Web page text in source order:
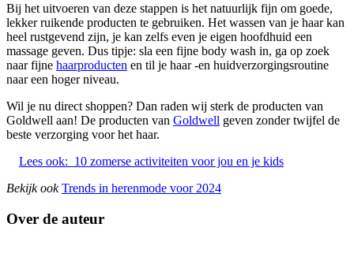
Bij het uitvoeren van deze stappen is het natuurlijk fijn om goede,
lekker ruikende producten te gebruiken. Het wassen van je haar kan
heel rustgevend zijn, je kan zelfs even je eigen hoofdhuid een
massage geven. Dus tipje: sla een fijne body wash in, ga op zoek
naar fijne haarproducten en til je haar -en huidverzorgingsroutine
naar een hoger niveau.
Wil je nu direct shoppen? Dan raden wij sterk de producten van
Goldwell aan! De producten van Goldwell geven zonder twijfel de
beste verzorging voor het haar.
Lees ook: 10 zomerse activiteiten voor jou en je kids
Bekijk ookTrends in herenmode voor 2024
Over de auteur